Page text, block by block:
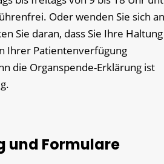
Oder wenden Sie sich
Sie daran, dass Sie Ihre
Ihrer Patientenverfügung
die Organspende-Erklärung ist
und Formulare